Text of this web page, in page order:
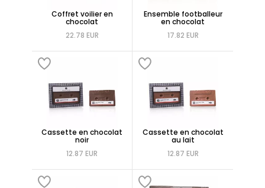
Coffret voilier en
chocolat
22.78 EUR
Ensemble footballeur
en chocolat
17.82 EUR
Cassette en chocolat
noir
12.87 EUR
Cassette en chocolat
au lait
12.87 EUR